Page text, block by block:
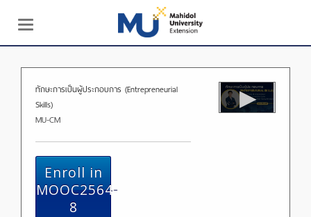
Toggle
navigation
ทักษะการเป็นผู้ประกอบการ (Entrepreneurial
Skills)
MU-CM
Enroll in
MOOC2564-
8